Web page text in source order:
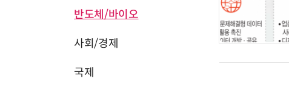
반도체/바이오
사회/경제
국제